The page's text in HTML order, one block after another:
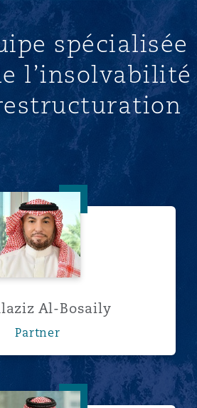
spécialisée
l’insolvabilité
Abdulaziz Al-Bosaily
Al-Bosaily
Partner
Ahmed Alhudaithi